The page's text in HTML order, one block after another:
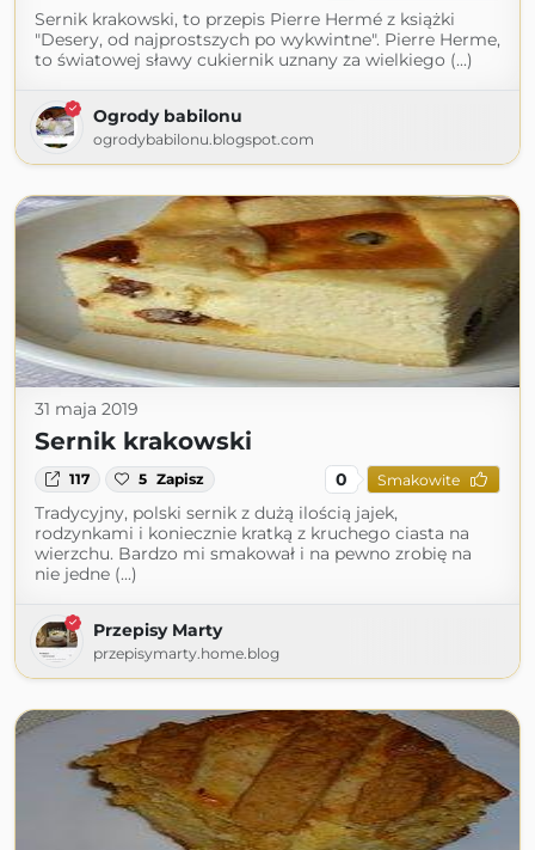
Sernik krakowski, to przepis Pierre Hermé z książki
"Desery, od najprostszych po wykwintne". Pierre Herme,
to światowej sławy cukiernik uznany za wielkiego (...)
Ogrody babilonu
ogrodybabilonu.blogspot.com
31 maja 2019
Sernik krakowski
117 5 Zapisz 0 Smakowite
Tradycyjny, polski sernik z dużą ilością jajek,
rodzynkami i koniecznie kratką z kruchego ciasta na
wierzchu. Bardzo mi smakował i na pewno zrobię na
nie jedne (...)
Przepisy Marty
przepisymarty.home.blog